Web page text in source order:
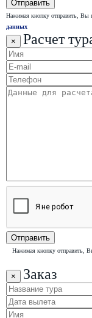
Нажимая кнопку отправить, Вы
данных
× Расчет
Нажимая кнопку отправить,
× Заказ